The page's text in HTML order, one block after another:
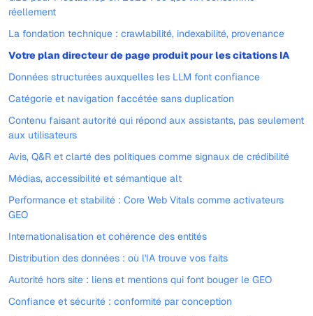
réellement
La fondation technique : crawlabilité, indexabilité, provenance
Votre plan directeur de page produit pour les citations IA
Données structurées auxquelles les LLM font confiance
Catégorie et navigation faccétée sans duplication
Contenu faisant autorité qui répond aux assistants, pas seulement
aux utilisateurs
Avis, Q&R et clarté des politiques comme signaux de crédibilité
Médias, accessibilité et sémantique alt
Performance et stabilité : Core Web Vitals comme activateurs
GEO
Internationalisation et cohérence des entités
Distribution des données : où l'IA trouve vos faits
Autorité hors site : liens et mentions qui font bouger le GEO
Confiance et sécurité : conformité par conception